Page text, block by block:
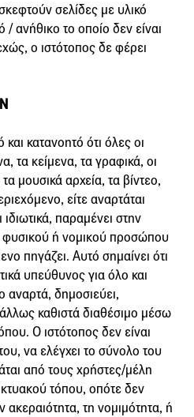
σελίδες με υλικό
ανήθικο το οποίο δεν είναι
ο ιστότοπος δε φέρει
κατανοητό ότι όλες οι
τα κείμενα, τα γραφικά, οι
μουσικά αρχεία, τα βίντεο,
είτε αναρτάται
παραμένει στην
φυσικού ή νομικού προσώπου
πηγάζει. Αυτό σημαίνει ότι
υπεύθυνος για όλο και
αναρτά, δημοσιεύει,
καθιστά διαθέσιμο μέσω
Ο ιστότοπος δεν είναι
να ελέγχει το σύνολο του
από τους χρήστες/μέλη
τόπου, οπότε δεν
ακεραιότητα, τη νομιμότητα, ή